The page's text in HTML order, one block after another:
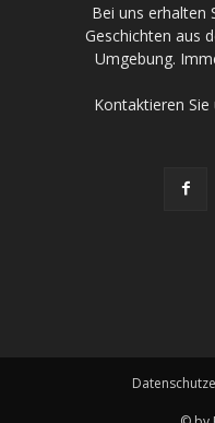
Bei uns erhalten
Geschichten aus
Umgebung.
Kontaktieren Sie